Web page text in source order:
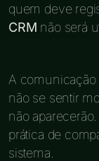
quem deve
CRM não será
A comunicação
não se sentir
não
prática de
sistema.